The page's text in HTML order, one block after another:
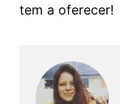
tem a oferecer!